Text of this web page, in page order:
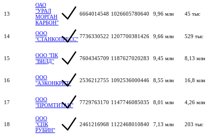
13
ОАО
"УРАЛ
МОРГАН
КАРБОН"
6664014548 1026605780640 9,96 млн 45 тыс
14
ООО
"СТАНКОПРЕСС" 7736330522 1207700381426 9,66 млн 529 тыс
15
ООО "ПК
"ВИЛД"
7604345709 1187627020283 9,45 млн 8,13 млн
16
ООО
"АЗКОНКРИТ"
2536212755 1092536000446 8,55 млн 16,8 млн
17
ООО
"ПРОМТИТАН"
7729763170 1147746085035 8,01 млн 4,26 млн
18
ООО
"СПК
РУБИН"
2461216968 1122468010840 7,13 млн 203 тыс